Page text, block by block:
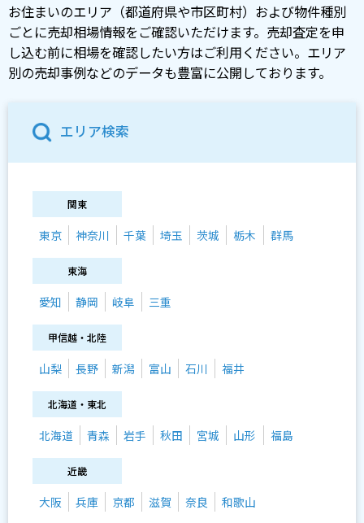
お住まいのエリア（都道府県や市区町村）および物件種別
ごとに売却相場情報をご確認いただけます。売却査定を申
し込む前に相場を確認したい方はご利用ください。エリア
別の売却事例などのデータも豊富に公開しております。
エリア検索
関東
東京 神奈川 千葉 埼玉 茨城 栃木 群馬
東海
愛知 静岡 岐阜 三重
甲信越・北陸
山梨 長野 新潟 富山 石川 福井
北海道・東北
北海道 青森 岩手 秋田 宮城 山形 福島
近畿
大阪 兵庫 京都 滋賀 奈良 和歌山